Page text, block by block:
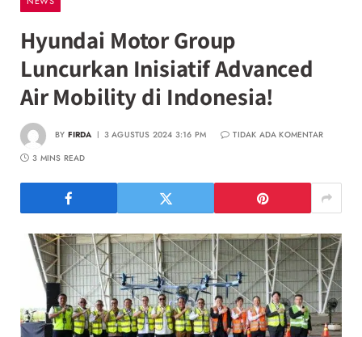
Hyundai Motor Group
Luncurkan Inisiatif Advanced
Air Mobility di Indonesia!
BY FIRDA 3 AGUSTUS 2024 3:16 PM
TIDAK ADA KOMENTAR
3 MINS READ